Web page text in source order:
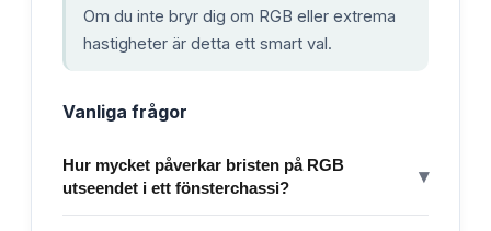
Om du inte bryr dig om RGB eller extrema
hastigheter är detta ett smart val.
Vanliga frågor
Hur mycket påverkar bristen på RGB
utseendet i ett fönsterchassi?
▾